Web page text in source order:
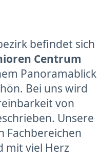
befindet sich
Centrum
Panoramablick
Bei uns wird
von
Unsere
Fachbereichen
mit viel Herz